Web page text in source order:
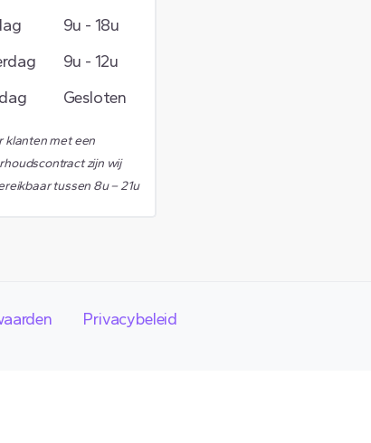
9u - 18u
9u - 12u
Gesloten
klanten met een
zijn wij
tussen 8u – 21u
Privacybeleid